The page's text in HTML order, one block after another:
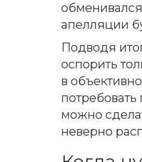
апелляции
Подводя
оспорить
в
можно
неверно